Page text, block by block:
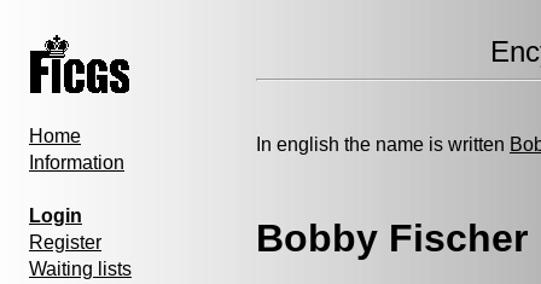
Home
Information
Login
Register
Waiting lists
In english the name is written
Bobby Fischer